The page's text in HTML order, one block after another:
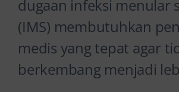
dugaan infeksi menular
(IMS) membutuhkan
medis yang tepat agar
berkembang menjadi